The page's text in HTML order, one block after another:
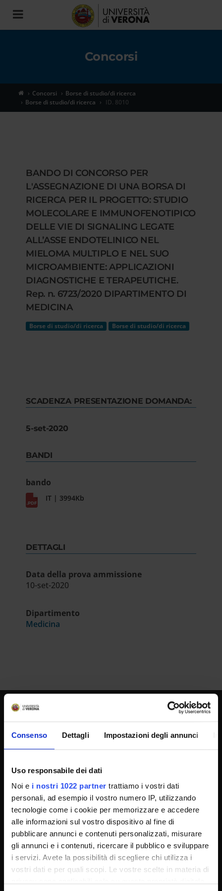
Consenso Dettagli Impostazioni degli annunci
Uso responsabile dei dati
Noi e i nostri 1022 partner trattiamo i vostri dati
personali, ad esempio il vostro numero IP, utilizzando
tecnologie come i cookie per memorizzare e accedere
alle informazioni sul vostro dispositivo al fine di
pubblicare annunci e contenuti personalizzati, misurare
gli annunci e i contenuti, ricercare il pubblico e sviluppare
i servizi. Avete la possibilità di scegliere chi utilizza i
vostri dati e per quali scopi. Le vostre scelte in materia di
Toggle
navigation
Concorsi
Concorsi
Borse di studio/di ricerca
Borse di studio/di ricerca
ID. 8010
BANDO DI CONCORSO PER
L'ASSEGNAZIONE DI UNA BORSA DI
RICERCA PER IL PROGETTO: STUDIO
MOLECOLARE E IMMUNOFENOTIPICO
DELLE VIE DI SIGNALING LEGATE
ALL’ASSE ENDOTELINICO NEL
MIELOMA MULTIPLO E NEL SUO
MICROAMBIENTE: APPLICAZIONI
DIAGNOSTICHE E TERAPEUTICHE.
Rep. n. 6723/2020 DIPARTIMENTO DI
MEDICINA
Borse di studio/di ricerca Borse di studio/di ricerca
SCADENZA PRESENTAZIONE DOMANDA:
5-set-2020
BANDI
bando
IT | 3994Kb
DETTAGLI
Data della prova ammissione
10-set-2020
Dipartimento
Medicina
SPORTELLO ATENEO
Albo Ufficiale
Gare di appalto
Atti di notifica
Privacy
Cookie